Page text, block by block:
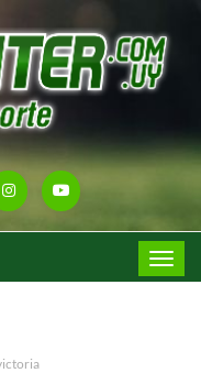
Toggle